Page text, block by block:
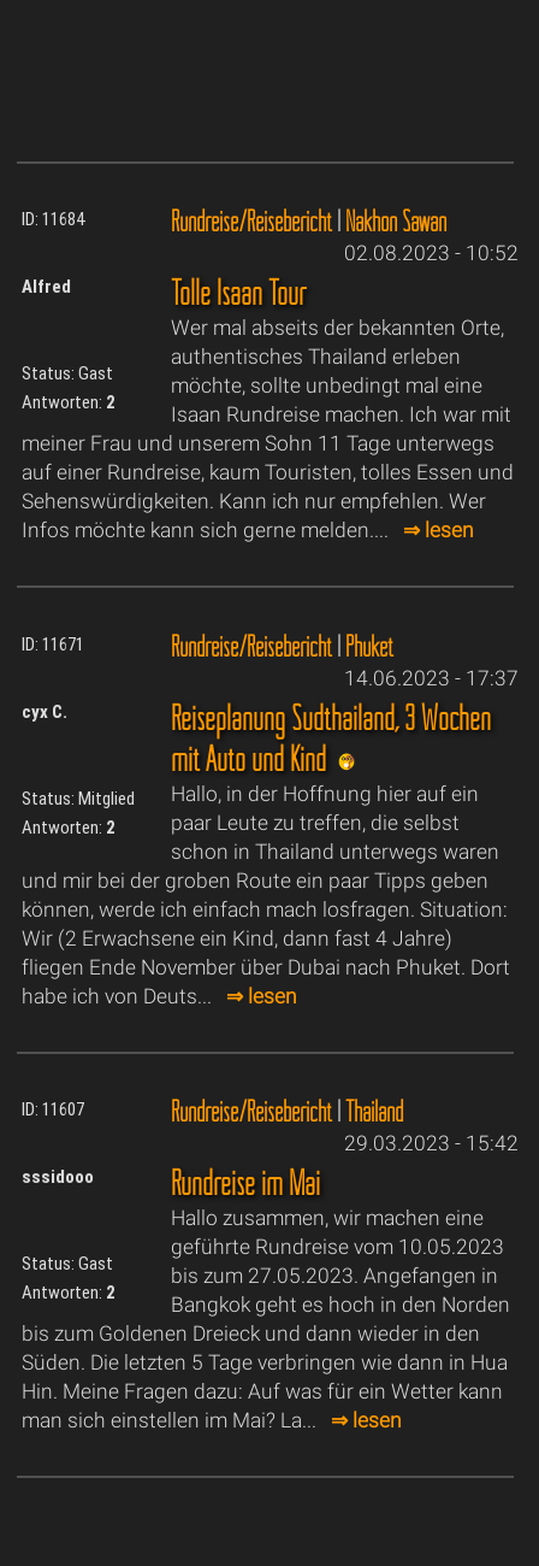
ID: 11684 Rundreise/Reisebericht|Nakhon Sawan
02.08.2023 - 10:52
Alfred
Status: Gast
Antworten: 2
Tolle Isaan Tour
Wer mal abseits der bekannten Orte,
authentisches Thailand erleben
möchte, sollte unbedingt mal eine
Isaan Rundreise machen. Ich war mit
meiner Frau und unserem Sohn 11 Tage unterwegs
auf einer Rundreise, kaum Touristen, tolles Essen und
Sehenswürdigkeiten. Kann ich nur empfehlen. Wer
Infos möchte kann sich gerne melden.... ⇒ lesen
ID: 11671 Rundreise/Reisebericht|Phuket
14.06.2023 - 17:37
cyx C.
Status: Mitglied
Antworten: 2
Reiseplanung Südthailand, 3 Wochen
mit Auto und Kind
Hallo, in der Hoffnung hier auf ein
paar Leute zu treffen, die selbst
schon in Thailand unterwegs waren
und mir bei der groben Route ein paar Tipps geben
können, werde ich einfach mach losfragen. Situation:
Wir (2 Erwachsene ein Kind, dann fast 4 Jahre)
fliegen Ende November über Dubai nach Phuket. Dort
habe ich von Deuts... ⇒ lesen
ID: 11607 Rundreise/Reisebericht|Thailand
29.03.2023 - 15:42
sssidooo
Status: Gast
Antworten: 2
Rundreise im Mai
Hallo zusammen, wir machen eine
geführte Rundreise vom 10.05.2023
bis zum 27.05.2023. Angefangen in
Bangkok geht es hoch in den Norden
bis zum Goldenen Dreieck und dann wieder in den
Süden. Die letzten 5 Tage verbringen wie dann in Hua
Hin. Meine Fragen dazu: Auf was für ein Wetter kann
man sich einstellen im Mai? La... ⇒ lesen